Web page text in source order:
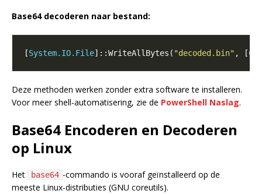
Base64 decoderen naar bestand:
[System.IO.File]::WriteAllBytes( "decoded.bin" , [
Deze methoden werken zonder extra software te installeren.
Voor meer shell-automatisering, zie de PowerShell Naslag.
Base64 Encoderen en Decoderen
op Linux
Het base64 -commando is vooraf geïnstalleerd op de
meeste Linux-distributies (GNU coreutils).